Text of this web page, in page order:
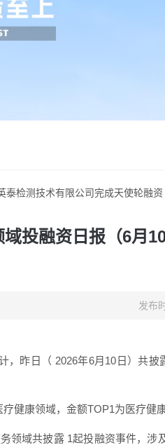
泰检测技术有限公司完成天使轮融资
投融资日报（6月
发布
，昨日（ 2026年6月10日）共
健康领域，金额TOP1为医疗健康
领域共披露 1起投融资事件，涉